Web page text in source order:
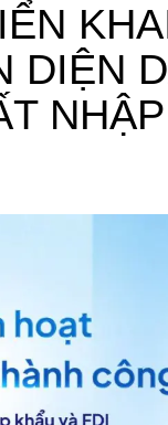
DIỆN